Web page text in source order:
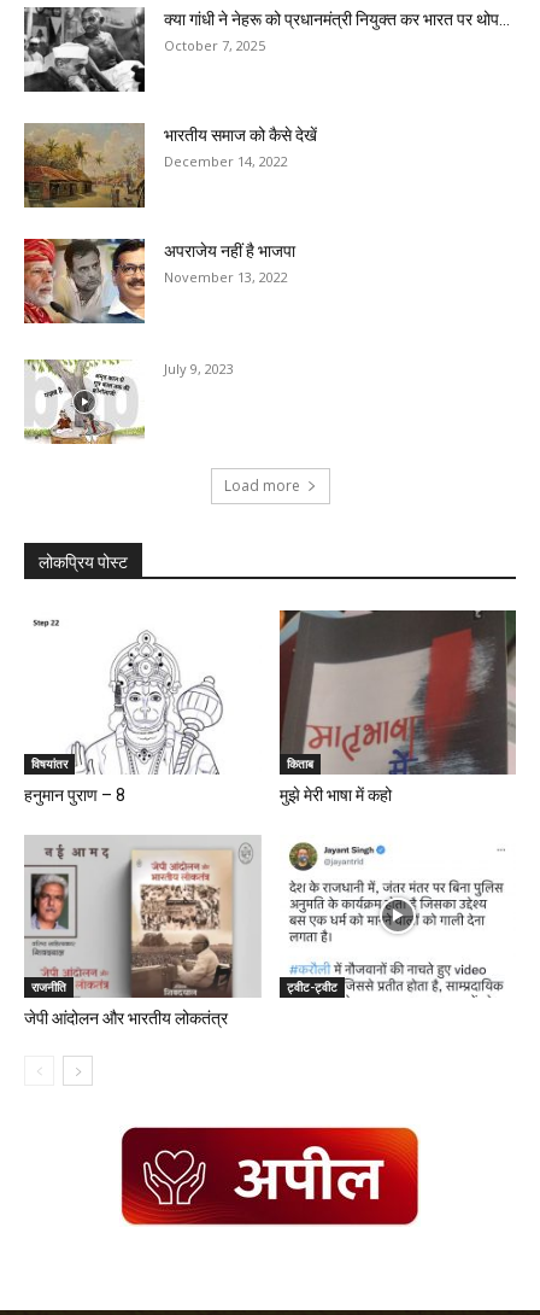
क्या गांधी ने नेहरू को प्रधानमंत्री नियुक्त कर भारत पर थोप...
October 7, 2025
भारतीय समाज को कैसे देखें
December 14, 2022
अपराजेय नहीं है भाजपा
November 13, 2022
July 9, 2023
Load more
लोकप्रिय पोस्ट
विषयांतर
हनुमान पुराण – 8
किताब
मुझे मेरी भाषा में कहो
राजनीति
जेपी आंदोलन और भारतीय लोकतंत्र
ट्वीट-ट्वीट